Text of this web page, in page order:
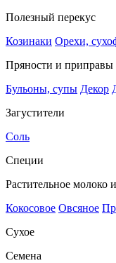
Полезный перекус
Козинаки Орехи,
Пряности и приправы
Бульоны, супы Декор
Загустители
Соль
Специи
Растительное молоко
Кокосовое Овсяное
Сухое
Семена